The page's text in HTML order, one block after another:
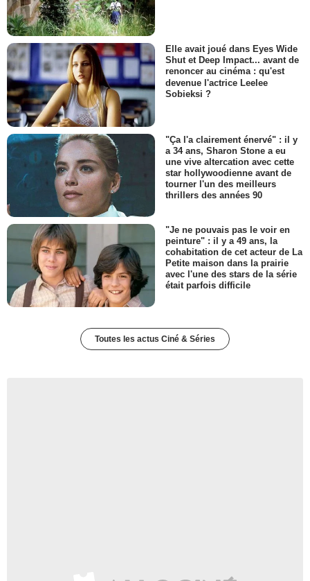
Elle avait joué dans Eyes Wide
Shut et Deep Impact... avant de
renoncer au cinéma : qu'est
devenue l'actrice Leelee
Sobieksi ?
"Ça l'a clairement énervé" : il y
a 34 ans, Sharon Stone a eu
une vive altercation avec cette
star hollywoodienne avant de
tourner l'un des meilleurs
thrillers des années 90
"Je ne pouvais pas le voir en
peinture" : il y a 49 ans, la
cohabitation de cet acteur de La
Petite maison dans la prairie
avec l'une des stars de la série
était parfois difficile
Toutes les actus Ciné & Séries